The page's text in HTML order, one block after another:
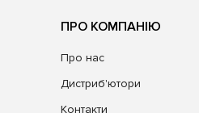
ПРО КОМПАНІЮ
Про нас
Дистриб'ютори
Контакти